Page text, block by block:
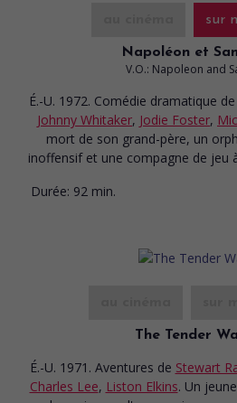
sur
Napoléon et
V.O.: Napoleon and
É.-U. 1972. Comédie dramatique de
Johnny Whitaker, Jodie Foster,
mort de son grand-père, un
inoffensif et une compagne de jeu
Durée: 92 min.
The Tender
É.-U. 1971. Aventures de Stewart
Charles Lee, Liston Elkins. Un